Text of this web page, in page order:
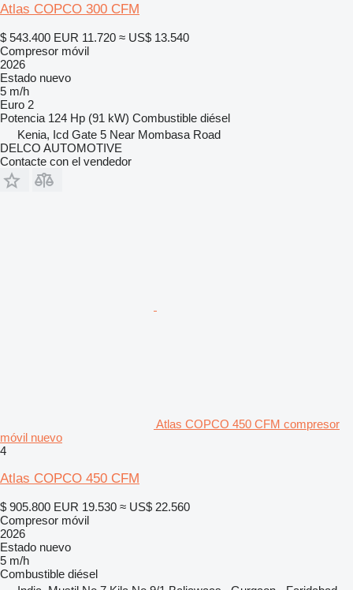
Atlas COPCO 300 CFM
$ 543.400 EUR 11.720 ≈ US$ 13.540
Compresor móvil
2026
Estado nuevo
5 m/h
Euro 2
Potencia 124 Hp (91 kW) Combustible diésel
Kenia, Icd Gate 5 Near Mombasa Road
DELCO AUTOMOTIVE
Contacte con el vendedor
Atlas COPCO 450 CFM compresor
móvil nuevo
4
Atlas COPCO 450 CFM
$ 905.800 EUR 19.530 ≈ US$ 22.560
Compresor móvil
2026
Estado nuevo
5 m/h
Combustible diésel